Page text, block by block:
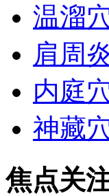
温溜
肩周
内庭
神藏
焦点关